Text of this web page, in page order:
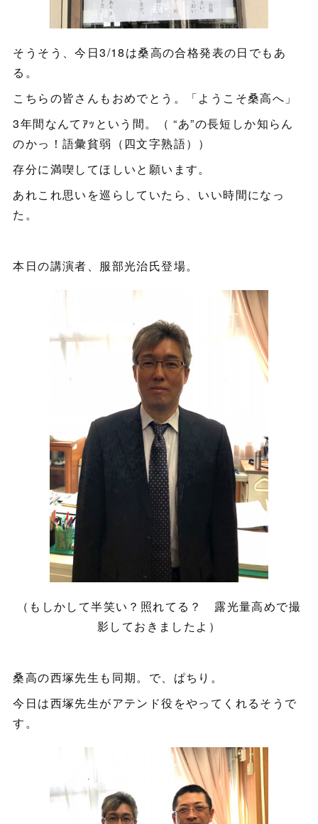
そうそう、今日3/18は桑高の合格発表の日でもあ
る。
こちらの皆さんもおめでとう。「ようこそ桑高へ」
3年間なんてｱｯという間。（ “あ”の長短しか知らん
のかっ！語彙貧弱（四文字熟語））
存分に満喫してほしいと願います。
あれこれ思いを巡らしていたら、いい時間になっ
た。
本日の講演者、服部光治氏登場。
（もしかして半笑い？照れてる？ 露光量高めで撮
影しておきましたよ）
桑高の西塚先生も同期。で、ぱちり。
今日は西塚先生がアテンド役をやってくれるそうで
す。